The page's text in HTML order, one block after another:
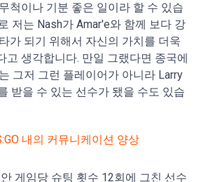
척이나 기분 좋은 일이라 할 수 있습
저는 Nash가 Amar'e와 함께 보다 강
가 되기 위해서 자신의 가치를 더욱
고 생각합니다. 만일 그랬다면 종국에
그저 그런 플레이어가 아니라 Larry
받을 수 있는 선수가 됐을 수도 있습
내의 커뮤니케이션 양상
게임당 슈팅 횟수 12회에 그친 선수